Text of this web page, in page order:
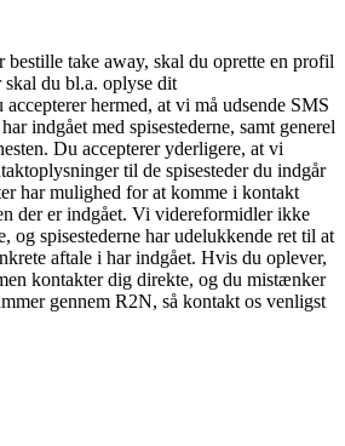
bestille take away, skal du oprette en profil
du bl.a. oplyse dit
hermed, at vi må udsende SMS
indgået med spisestederne, samt generel
Du accepterer yderligere, at vi
til de spisesteder du indgår
har mulighed for at komme i kontakt
der er indgået. Vi videreformidler ikke
og spisestederne har udelukkende ret til at
aftale i har indgået. Hvis du oplever,
kontakter dig direkte, og du mistænker
gennem R2N, så kontakt os venligst